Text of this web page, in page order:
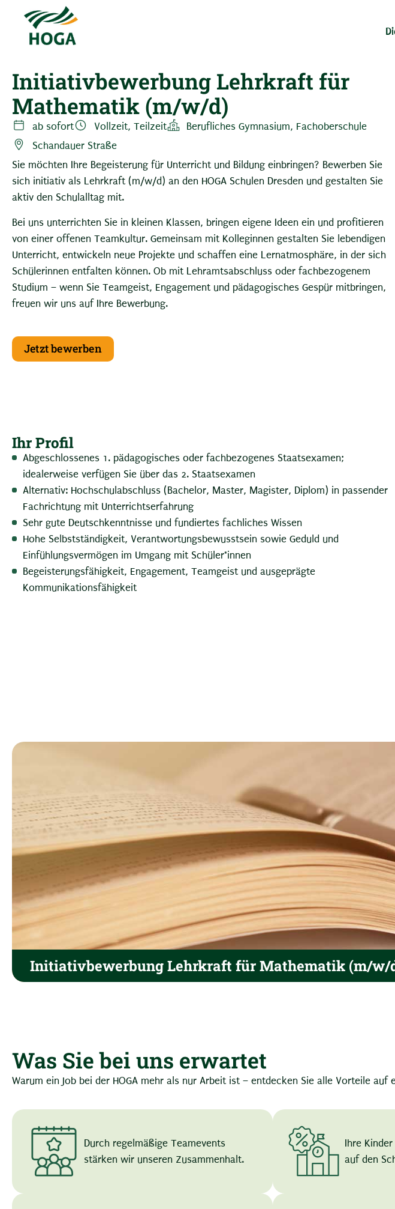
Initiativbewerbung Lehrkraft für
Mathematik (m/w/d)
ab sofort Vollzeit, Teilzeit Berufliches Gymnasium, Fachoberschule
Schandauer Straße
Sie möchten Ihre Begeisterung für Unterricht und Bildung einbringen? Bewerben Sie
sich initiativ als Lehrkraft (m/w/d) an den HOGA Schulen Dresden und gestalten Sie
aktiv den Schulalltag mit.
Bei uns unterrichten Sie in kleinen Klassen, bringen eigene Ideen ein und profitieren
von einer offenen Teamkultur. Gemeinsam mit Kolleginnen gestalten Sie lebendigen
Unterricht, entwickeln neue Projekte und schaffen eine Lernatmosphäre, in der sich
Schülerinnen entfalten können. Ob mit Lehramtsabschluss oder fachbezogenem
Studium – wenn Sie Teamgeist, Engagement und pädagogisches Gespür mitbringen,
freuen wir uns auf Ihre Bewerbung.
Jetzt bewerben
Ihr Profil
Abgeschlossenes 1. pädagogisches oder fachbezogenes Staatsexamen;
idealerweise verfügen Sie über das 2. Staatsexamen
Alternativ: Hochschulabschluss (Bachelor, Master, Magister, Diplom) in passender
Fachrichtung mit Unterrichtserfahrung
Sehr gute Deutschkenntnisse und fundiertes fachliches Wissen
Hohe Selbstständigkeit, Verantwortungsbewusstsein sowie Geduld und
Einfühlungsvermögen im Umgang mit Schüler*innen
Begeisterungsfähigkeit, Engagement, Teamgeist und ausgeprägte
Kommunikationsfähigkeit
Initiativbewerbung Lehrkraft für Mathematik (m/w/
Was Sie bei uns erwartet
Warum ein Job bei der HOGA mehr als nur Arbeit ist – entdecken Sie alle Vorteile auf
Durch regelmäßige Teamevents
stärken wir unseren Zusammenhalt.
Ihre
auf den